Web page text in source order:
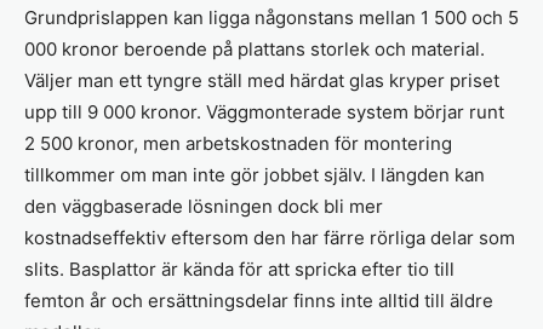
Grundprislappen kan ligga någonstans mellan 1 500 och 5
000 kronor beroende på plattans storlek och material.
Väljer man ett tyngre ställ med härdat glas kryper priset
upp till 9 000 kronor. Väggmonterade system börjar runt
2 500 kronor, men arbetskostnaden för montering
tillkommer om man inte gör jobbet själv. I längden kan
den väggbaserade lösningen dock bli mer
kostnadseffektiv eftersom den har färre rörliga delar som
slits. Basplattor är kända för att spricka efter tio till
femton år och ersättningsdelar finns inte alltid till äldre